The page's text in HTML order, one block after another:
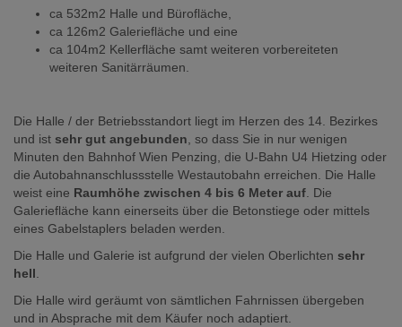
ca 532m2 Halle und Bürofläche,
ca 126m2 Galeriefläche und eine
ca 104m2 Kellerfläche samt weiteren vorbereiteten
weiteren Sanitärräumen.
Die Halle / der Betriebsstandort liegt im Herzen des 14. Bezirkes
und ist sehr gut angebunden, so dass Sie in nur wenigen
Minuten den Bahnhof Wien Penzing, die U-Bahn U4 Hietzing oder
die Autobahnanschlussstelle Westautobahn erreichen. Die Halle
weist eine Raumhöhe zwischen 4 bis 6 Meter auf. Die
Galeriefläche kann einerseits über die Betonstiege oder mittels
eines Gabelstaplers beladen werden.
Die Halle und Galerie ist aufgrund der vielen Oberlichten sehr
hell.
Die Halle wird geräumt von sämtlichen Fahrnissen übergeben
und in Absprache mit dem Käufer noch adaptiert.